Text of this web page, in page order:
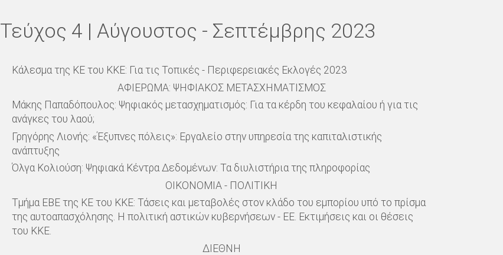
Τεύχος 4 | Αύγουστος - Σεπτέμβρης 2023
Κάλεσμα της ΚΕ του ΚΚΕ: Για τις Τοπικές - Περιφερειακές Εκλογές 2023
ΑΦΙΕΡΩΜΑ: ΨΗΦΙΑΚΟΣ ΜΕΤΑΣΧΗΜΑΤΙΣΜΟΣ
Μάκης Παπαδόπουλος: Ψηφιακός μετασχηματισμός: Για τα κέρδη του κεφαλαίου ή για τις
ανάγκες του λαού;
Γρηγόρης Λιονής: «Έξυπνες πόλεις»: Εργαλείο στην υπηρεσία της καπιταλιστικής
ανάπτυξης
Όλγα Κολιούση: Ψηφιακά Κέντρα Δεδομένων: Τα διυλιστήρια της πληροφορίας
ΟΙΚΟΝΟΜΙΑ - ΠΟΛΙΤΙΚΗ
Τμήμα ΕΒΕ της ΚΕ του ΚΚΕ: Τάσεις και μεταβολές στον κλάδο του εμπορίου υπό το πρίσμα
της αυτοαπασχόλησης. Η πολιτική αστικών κυβερνήσεων - ΕΕ. Εκτιμήσεις και οι θέσεις
του ΚΚΕ.
ΔΙΕΘΝΗ